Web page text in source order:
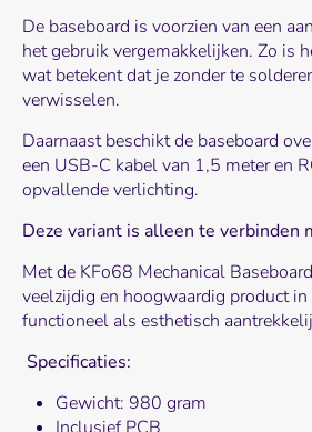
De baseboard is voorzien van een
het gebruik vergemakkelijken. Zo is
wat betekent dat je zonder te
verwisselen.
Daarnaast beschikt de baseboard
een USB-C kabel van 1,5 meter en
opvallende verlichting.
Deze variant is alleen te verbinden
Met de KFo68 Mechanical
veelzijdig en hoogwaardig product
functioneel als esthetisch
Specificaties:
Gewicht: 980 gram